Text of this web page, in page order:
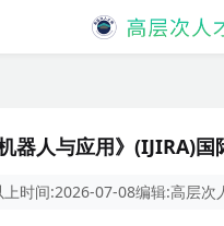
器人与应用》(IJIRA)
时间:2026-07-08编辑:高层次